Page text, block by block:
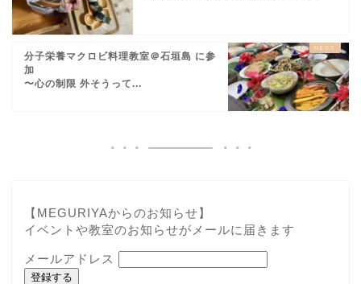
分子栄養マクロビ料理教室＠石垣島 に参
加
〜心の制限 外そうって...
【MEGURIYAからのお知らせ】
イベントや教室のお知らせがメールに届きます
メールアドレス
登録する